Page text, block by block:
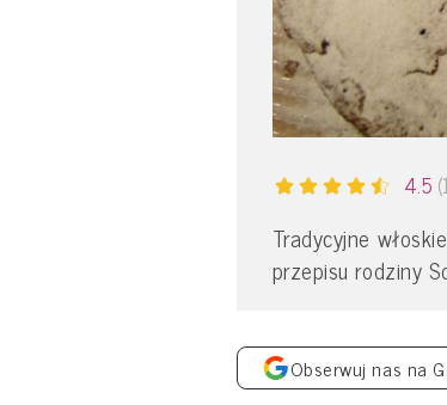
4.5
Tradycyjne
przepisu rodziny
Obserwuj nas na